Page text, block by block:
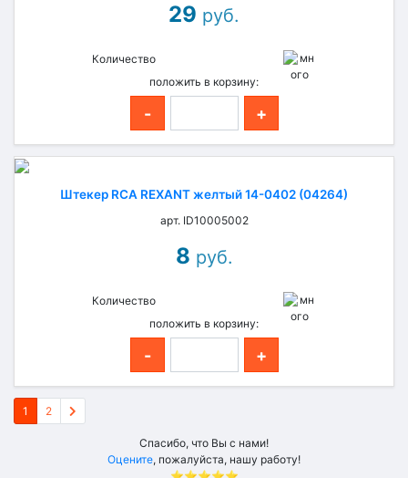
29 руб.
Количество
положить в корзину:
- +
Штекер RCA REXANT желтый 14-0402 (04264)
арт. ID10005002
8 руб.
Количество
положить в корзину:
- +
1 2
Спасибо, что Вы с нами!
Оцените, пожалуйста, нашу работу!